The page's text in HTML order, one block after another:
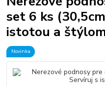
set 6 ks
istotou a
Novinka